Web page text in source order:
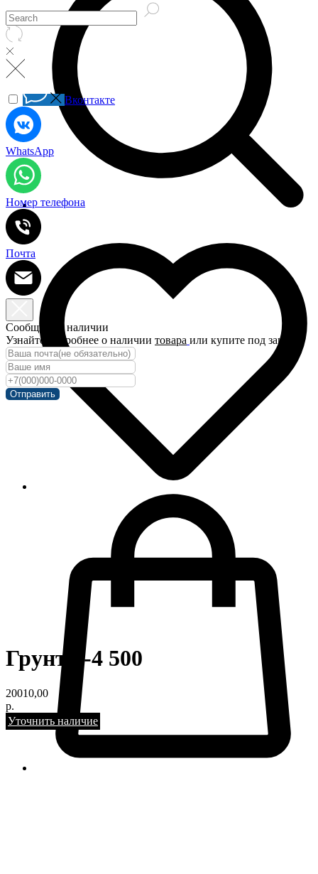
Вконтакте
WhatsApp
Номер телефона
Почта
Сообщить о наличии
Узнайте подробнее о наличии товара или купите под заказ!
Отправить
Грунт 3-4 500
20010,00
р.
Уточнить наличие